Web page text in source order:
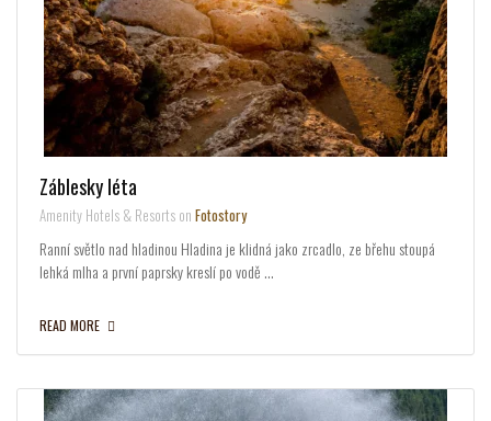
Záblesky léta
Amenity Hotels & Resorts on Fotostory
Ranní světlo nad hladinou Hladina je klidná jako zrcadlo, ze břehu stoupá
lehká mlha a první paprsky kreslí po vodě …
READ MORE